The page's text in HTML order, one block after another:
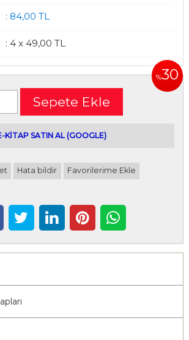
: 84,00 TL
: 4 x 49,00 TL
%30
Sepete Ekle
KİTAP SATIN AL (GOOGLE)
Hata bildir Favorilerime Ekle